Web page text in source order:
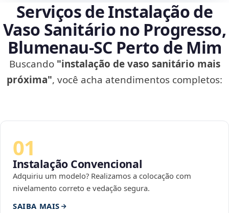
Serviços de Instalação de
Vaso Sanitário no Progresso,
Blumenau‑SC Perto de Mim
Buscando "instalação de vaso sanitário mais
próxima", você acha atendimentos completos:
01
Instalação Convencional
Adquiriu um modelo? Realizamos a colocação com
nivelamento correto e vedação segura.
SAIBA MAIS